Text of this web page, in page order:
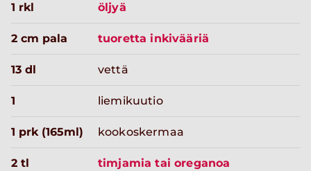
1 rkl öljyä
2 cm pala tuoretta inkivääriä
13 dl vettä
1 liemikuutio
1 prk (165ml) kookoskermaa
2 tl timjamia tai oreganoa